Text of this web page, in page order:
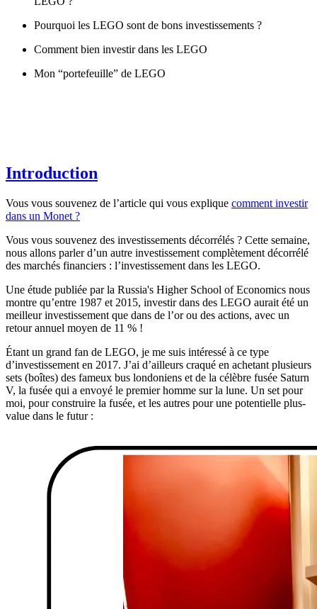
Pourquoi les LEGO sont de bons investissements ?
Comment bien investir dans les LEGO
Mon “portefeuille” de LEGO
Introduction
Vous vous souvenez de l’article qui vous explique comment investir
dans un Monet ?
Vous vous souvenez des investissements décorrélés ? Cette semaine,
nous allons parler d’un autre investissement complètement décorrélé
des marchés financiers : l’investissement dans les LEGO.
Une étude publiée par la Russia's Higher School of Economics nous
montre qu’entre 1987 et 2015, investir dans des LEGO aurait été un
meilleur investissement que dans de l’or ou des actions, avec un
retour annuel moyen de 11 % !
Étant un grand fan de LEGO, je me suis intéressé à ce type
d’investissement en 2017. J’ai d’ailleurs craqué en achetant plusieurs
sets (boîtes) des fameux bus londoniens et de la célèbre fusée Saturn
V, la fusée qui a envoyé le premier homme sur la lune. Un set pour
moi, pour construire la fusée, et les autres pour une potentielle plus-
value dans le futur :